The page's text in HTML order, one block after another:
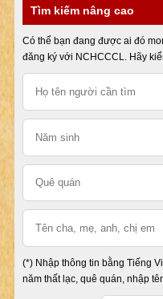
Tìm kiếm nâng cao
Có thể bạn đang được ai đó
đăng ký với NCHCCCL. Hãy
(*) Nhập thông tin bằng Tiếng
năm thất lạc, quê quán, nhập